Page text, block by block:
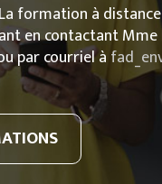
formation à
en contactant
par courriel à